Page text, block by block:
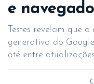
e
Testes revelam que
generativa do
até entre